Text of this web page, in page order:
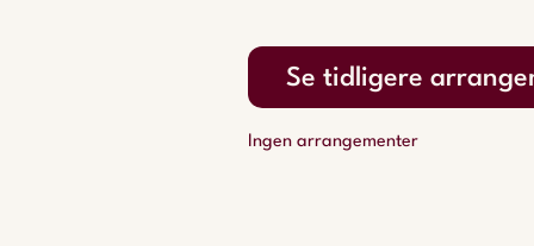
Se tidligere
Ingen arrangementer